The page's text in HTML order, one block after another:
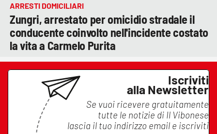
ARRESTI DOMICILIARI
Zungri, arrestato per omicidio stradale il
conducente coinvolto nell'incidente costato
la vita a Carmelo Purita
Iscriviti
alla Newsletter
Se vuoi ricevere gratuitamente
tutte le notizie di Il Vibonese
lascia il tuo indirizzo email e iscriviti